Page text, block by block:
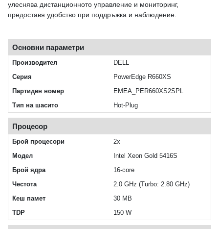
улеснява дистанционното управление и мониторинг,
предоставя удобство при поддръжка и наблюдение.
Основни параметри
Производител
DELL
Серия
PowerEdge R660XS
Партиден номер
EMEA_PER660XS2SPL
Тип на шасито
Hot-Plug
Процесор
Брой процесори
2x
Модел
Intel Xeon Gold 5416S
Брой ядра
16-core
Честота
2.0 GHz (Turbo: 2.80 GHz)
Кеш памет
30 MB
TDP
150 W